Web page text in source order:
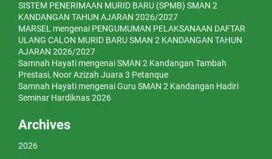
SISTEM PENERIMAAN MURID BARU (SPMB) SMAN 2
KANDANGAN TAHUN AJARAN 2026/2027
MARSEL mengenai PENGUMUMAN PELAKSANAAN DAFTAR
ULANG CALON MURID BARU SMAN 2 KANDANGAN TAHUN
AJARAN 2026/2027
Samnah Hayati mengenaiSMAN 2 Kandangan Tambah
Prestasi, Noor Azizah Juara 3 Petanque
Samnah Hayati mengenaiGuru SMAN 2 Kandangan Hadiri
Seminar Hardiknas 2026
Archives
2026